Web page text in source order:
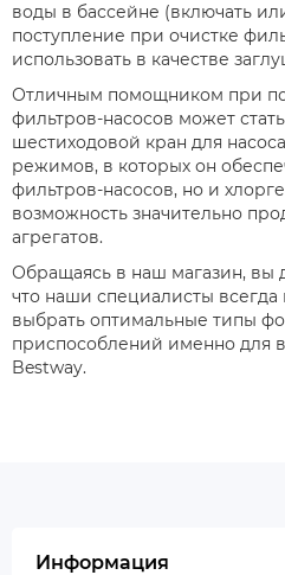
воды в бассейне (включать
поступление при очистке
использовать в качестве
Отличным помощником при
фильтров-насосов может
шестиходовой кран для
режимов, в которых он
фильтров-насосов, но и
возможность значительно
агрегатов.
Обращаясь в наш магазин,
что наши специалисты всегда
выбрать оптимальные типы
приспособлений именно для
Bestway.
Информация